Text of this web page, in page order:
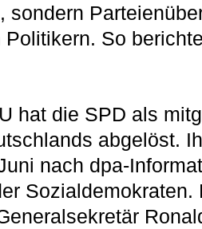
sondern
Politikern. So
hat die SPD als
abgelöst.
nach dpa-
Sozialdemokraten.